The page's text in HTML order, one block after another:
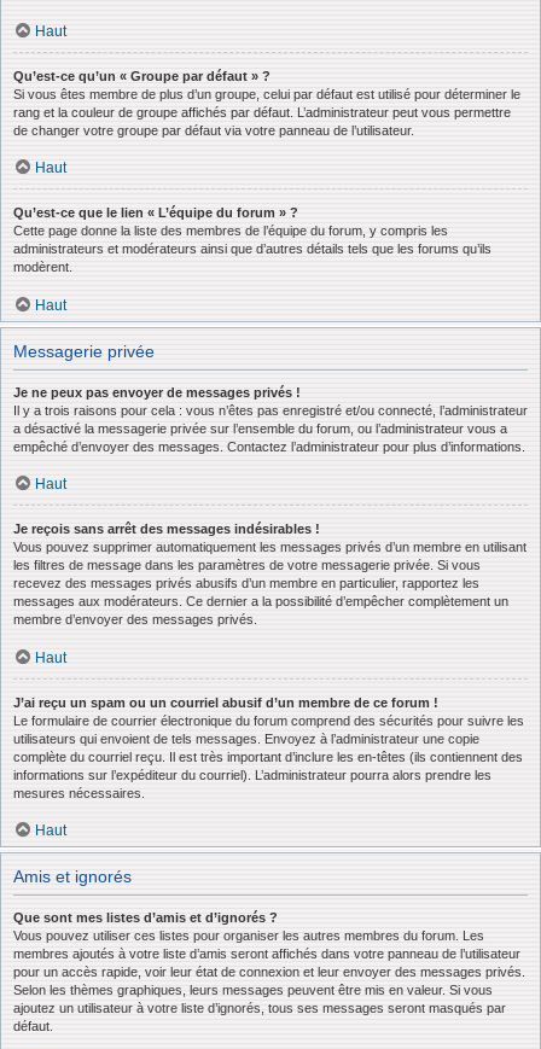
Haut
Qu’est-ce qu’un « Groupe par défaut » ?
Si vous êtes membre de plus d’un groupe, celui par défaut est utilisé pour déterminer le
rang et la couleur de groupe affichés par défaut. L’administrateur peut vous permettre
de changer votre groupe par défaut via votre panneau de l’utilisateur.
Haut
Qu’est-ce que le lien « L’équipe du forum » ?
Cette page donne la liste des membres de l’équipe du forum, y compris les
administrateurs et modérateurs ainsi que d’autres détails tels que les forums qu’ils
modèrent.
Haut
Messagerie privée
Je ne peux pas envoyer de messages privés !
Il y a trois raisons pour cela : vous n’êtes pas enregistré et/ou connecté, l’administrateur
a désactivé la messagerie privée sur l’ensemble du forum, ou l’administrateur vous a
empêché d’envoyer des messages. Contactez l’administrateur pour plus d’informations.
Haut
Je reçois sans arrêt des messages indésirables !
Vous pouvez supprimer automatiquement les messages privés d’un membre en utilisant
les filtres de message dans les paramètres de votre messagerie privée. Si vous
recevez des messages privés abusifs d’un membre en particulier, rapportez les
messages aux modérateurs. Ce dernier a la possibilité d’empêcher complètement un
membre d’envoyer des messages privés.
Haut
J’ai reçu un spam ou un courriel abusif d’un membre de ce forum !
Le formulaire de courrier électronique du forum comprend des sécurités pour suivre les
utilisateurs qui envoient de tels messages. Envoyez à l’administrateur une copie
complète du courriel reçu. Il est très important d’inclure les en-têtes (ils contiennent des
informations sur l’expéditeur du courriel). L’administrateur pourra alors prendre les
mesures nécessaires.
Haut
Amis et ignorés
Que sont mes listes d’amis et d’ignorés ?
Vous pouvez utiliser ces listes pour organiser les autres membres du forum. Les
membres ajoutés à votre liste d’amis seront affichés dans votre panneau de l’utilisateur
pour un accès rapide, voir leur état de connexion et leur envoyer des messages privés.
Selon les thèmes graphiques, leurs messages peuvent être mis en valeur. Si vous
ajoutez un utilisateur à votre liste d’ignorés, tous ses messages seront masqués par
défaut.